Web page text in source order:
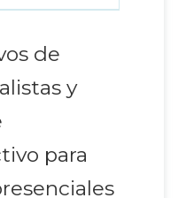
de
y
para